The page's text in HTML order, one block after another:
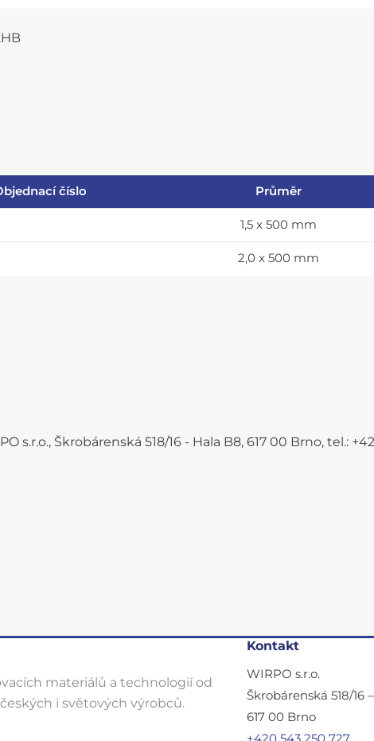
číslo Průměr
1,5 x 500 mm
2,0 x 500 mm
s.r.o., Škrobárenská 518/16 - Hala B8, 617 00 Brno, tel.:
materiálů a technologií od
i světových výrobců.
Kontakt
WIRPO s.r.o.
Škrobárenská 518/16
617 00 Brno